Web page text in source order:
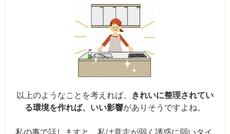
以上のようなことを考えれば、
きれいに整理されてい
る環境を作れば、いい影響がありそうですよね。
私の事で話しますと、私は意志が弱く誘惑に弱いタイ